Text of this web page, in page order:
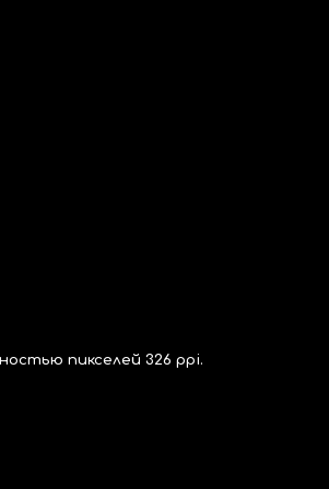
пикселей 326 ppi.